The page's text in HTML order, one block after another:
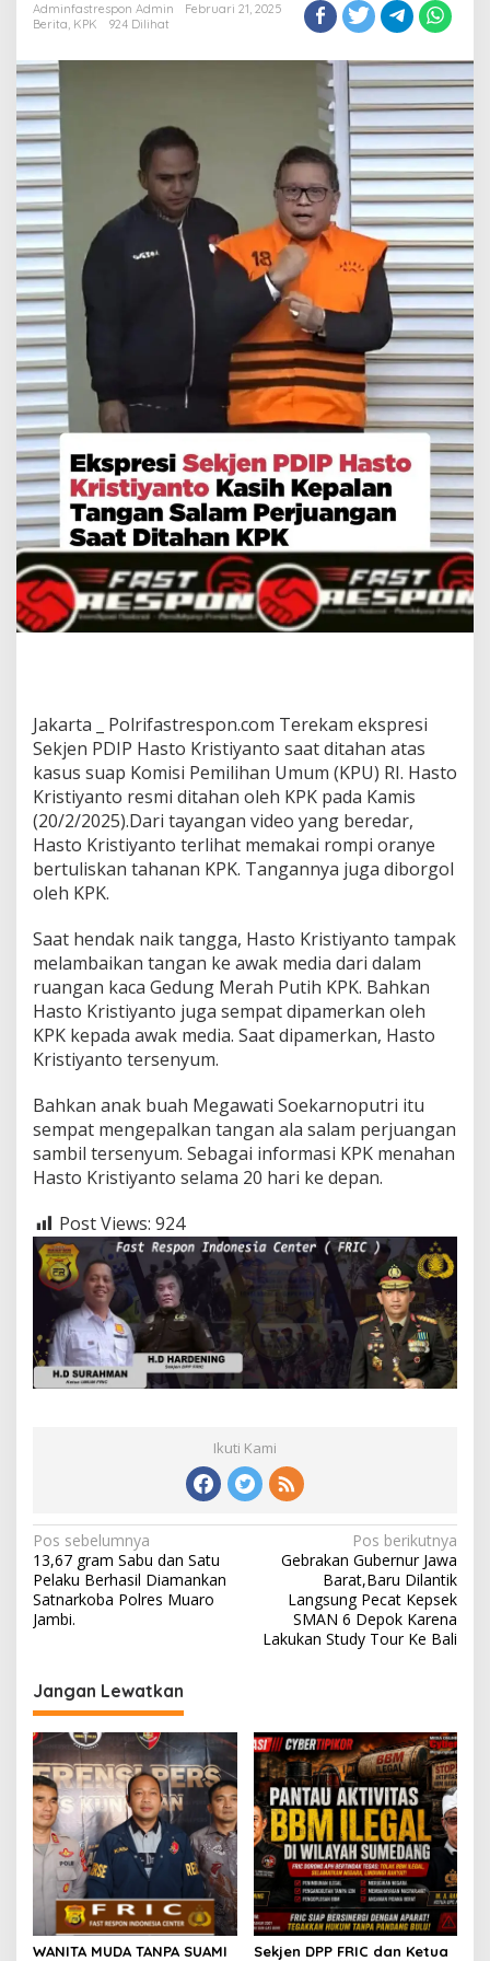
Salam
Perjuangan
Adminfastrespon Admin
Februari 21, 2025
Berita, KPK 924 Dilihat
Jakarta _ Polrifastrespon.com Terekam ekspresi
Sekjen PDIP Hasto Kristiyanto saat ditahan atas
kasus suap Komisi Pemilihan Umum (KPU) RI. Hasto
Kristiyanto resmi ditahan oleh KPK pada Kamis
(20/2/2025).Dari tayangan video yang beredar,
Hasto Kristiyanto terlihat memakai rompi oranye
bertuliskan tahanan KPK. Tangannya juga diborgol
oleh KPK.
Saat hendak naik tangga, Hasto Kristiyanto tampak
melambaikan tangan ke awak media dari dalam
ruangan kaca Gedung Merah Putih KPK. Bahkan
Hasto Kristiyanto juga sempat dipamerkan oleh
KPK kepada awak media. Saat dipamerkan, Hasto
Kristiyanto tersenyum.
Bahkan anak buah Megawati Soekarnoputri itu
sempat mengepalkan tangan ala salam perjuangan
sambil tersenyum. Sebagai informasi KPK menahan
Hasto Kristiyanto selama 20 hari ke depan.
Post Views: 924
Ikuti Kami
Navigasi
pos
Pos sebelumnya
13,67 gram Sabu dan Satu
Pelaku Berhasil Diamankan
Satnarkoba Polres Muaro
Jambi.
Pos berikutnya
Gebrakan Gubernur Jawa
Barat,Baru Dilantik
Langsung Pecat Kepsek
SMAN 6 Depok Karena
Lakukan Study Tour Ke Bali
Jangan Lewatkan
WANITA MUDA TANPA SUAMI Sekjen DPP FRIC dan Ketua